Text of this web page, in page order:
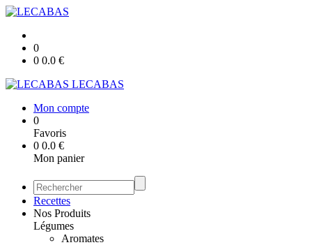
0
0 0.0 €
LECABAS
Mon compte
0
Favoris
0 0.0 €
Mon panier
Recettes
Nos Produits
Légumes
Aromates